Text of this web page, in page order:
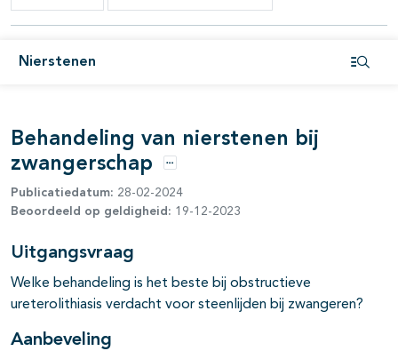
Nierstenen
open- en dichtklappen
open- en dichtklappen
open- en dichtklappen
Behandeling van nierstenen bij
zwangerschap
Opties
Publicatiedatum: 28-02-2024
Beoordeeld op geldigheid: 19-12-2023
Uitgangsvraag
Welke behandeling is het beste bij obstructieve
ureterolithiasis verdacht voor steenlijden bij zwangeren?
Aanbeveling